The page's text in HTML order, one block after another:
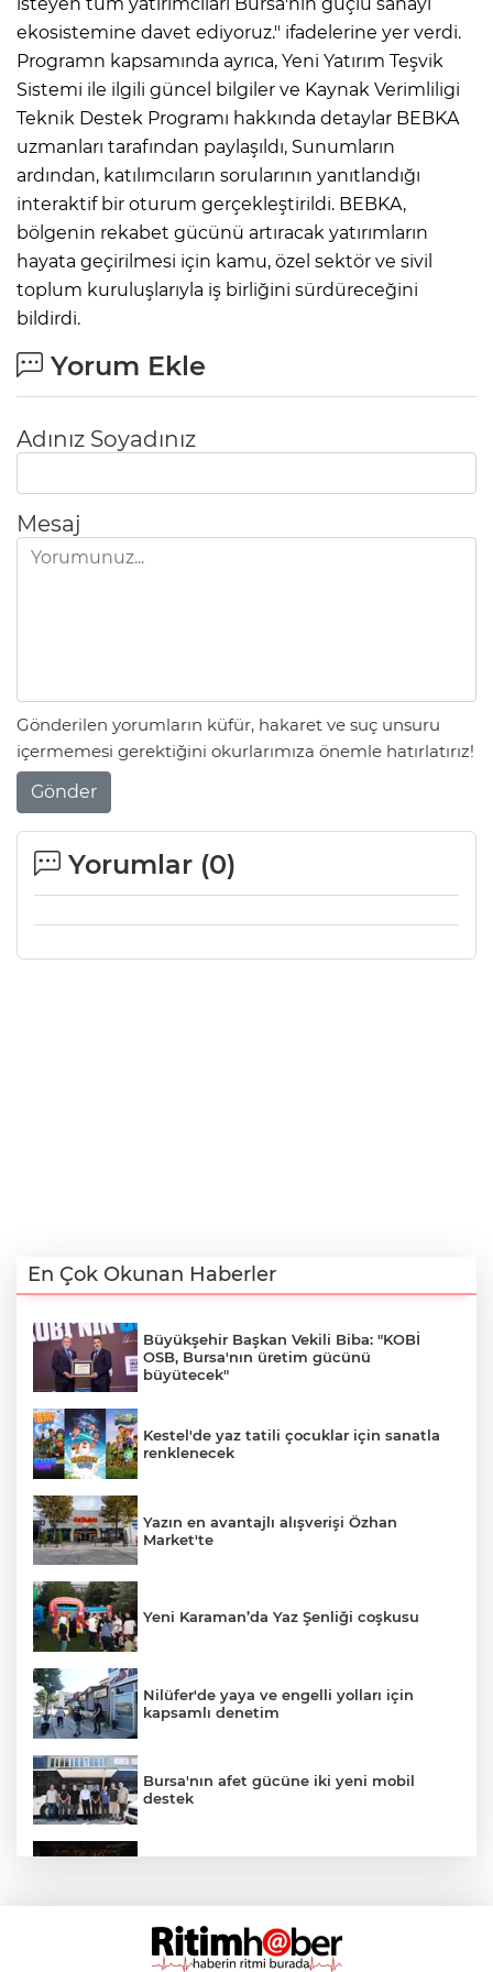
ekosistemine davet ediyoruz." ifadelerine yer verdi.
Programn kapsamında ayrıca, Yeni Yatırım Teşvik
Sistemi ile ilgili güncel bilgiler ve Kaynak Verimliligi
Teknik Destek Programı hakkında detaylar BEBKA
uzmanları tarafından paylaşıldı, Sunumların
ardından, katılımcıların sorularının yanıtlandığı
interaktif bir oturum gerçekleştirildi. BEBKA,
bölgenin rekabet gücünü artıracak yatırımların
hayata geçirilmesi için kamu, özel sektör ve sivil
toplum kuruluşlarıyla iş birliğini sürdüreceğini
bildirdi.
Yorum Ekle
Adınız Soyadınız
Mesaj
Gönderilen yorumların küfür, hakaret ve suç unsuru
içermemesi gerektiğini okurlarımıza önemle hatırlatırız!
Gönder
Yorumlar (0)
En Çok Okunan Haberler
Büyükşehir Başkan Vekili Biba: "KOBİ
OSB, Bursa'nın üretim gücünü
büyütecek"
Kestel'de yaz tatili çocuklar için sanatla
renklenecek
Yazın en avantajlı alışverişi Özhan
Market'te
Yeni Karaman’da Yaz Şenliği coşkusu
Nilüfer'de yaya ve engelli yolları için
kapsamlı denetim
Bursa'nın afet gücüne iki yeni mobil
destek
Trafikte tartıştığı sürücüye testereyle